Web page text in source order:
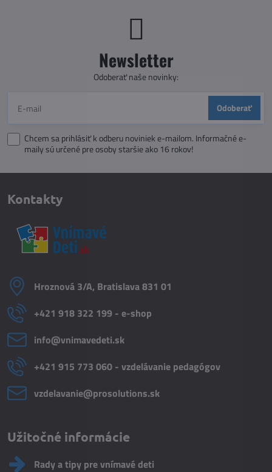
Newsletter
Odoberať naše novinky:
Odoberať
Chcem sa prihlásiť k odberu noviniek e-mailom. Informačné e-
maily sú určené pre osoby staršie ako 16 rokov!
Kontakty
Hroznová 3/A, Bratislava 831 01
+421 918 322 199 - e-shop
info​@vnimavedeti​.sk
+421 915 773 060 - vzdelávanie pedagógov
vzdelavanie​@prosolutions​.sk
Užitočné informácie
Rady a tipy pre vnímavé deti